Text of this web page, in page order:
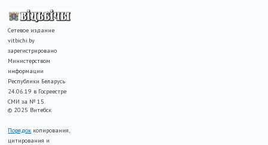
Сетевое издание
vitbichi.by
зарегистрировано
Министерством
информации
Республики Беларусь
24.06.19 в Госреестре
СМИ за № 15.
© 2025 Витебск
Порядок копирования,
цитирования и